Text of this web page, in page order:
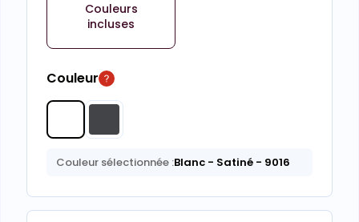
Couleurs
incluses
Couleur
Couleur sélectionnée :Blanc - Satiné - 9016